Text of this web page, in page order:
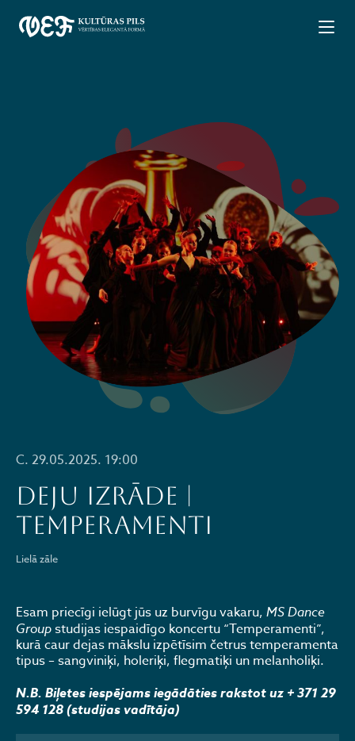
C. 29.05.2025. 19:00
DEJU IZRĀDE |
TEMPERAMENTI
Lielā zāle
Esam priecīgi ielūgt jūs uz burvīgu vakaru, MS Dance
Groupstudijas iespaidīgo koncertu “Temperamenti”,
kurā caur dejas mākslu izpētīsim četrus temperamenta
tipus – sangviniķi, holeriķi, flegmatiķi un melanholiķi.
N.B. Biļetes iespējams iegādāties rakstot uz + 371 29
594 128 (studijas vadītāja)